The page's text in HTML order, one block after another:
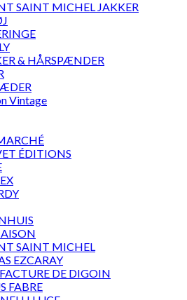
SAINT MICHEL JAKKER
& HÅRSPÆNDER
Vintage
ÉDITIONS
SAINT MICHEL
EZCARAY
DE DIGOIN
FABRE